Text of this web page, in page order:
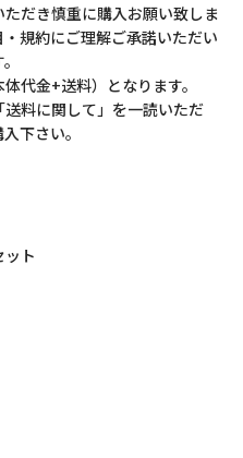
だき慎重に購入お願い致しま
規約にご理解ご承諾いただい
代金+送料）となります。
料に関して」を一読いただ
下さい。
ト